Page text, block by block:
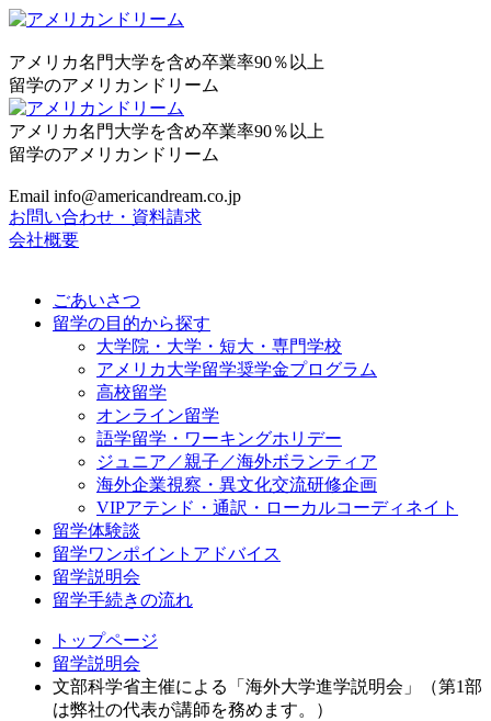
アメリカ名門大学を含め卒業率90％以上
留学のアメリカンドリーム
アメリカ名門大学を含め卒業率90％以上
留学のアメリカンドリーム
Email info@americandream.co.jp
お問い合わせ・資料請求
会社概要
ごあいさつ
留学の目的から探す
大学院・大学・短大・専門学校
アメリカ大学留学奨学金プログラム
高校留学
オンライン留学
語学留学・ワーキングホリデー
ジュニア／親子／海外ボランティア
海外企業視察・異文化交流研修企画
VIPアテンド・通訳・ローカルコーディネイト
留学体験談
留学ワンポイントアドバイス
留学説明会
留学手続きの流れ
トップページ
留学説明会
文部科学省主催による「海外大学進学説明会」（第1部
は弊社の代表が講師を務めます。）